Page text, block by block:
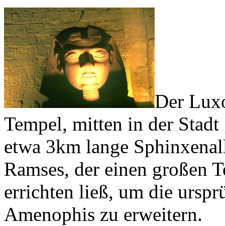
Der
Tempel, mitten in der
etwa 3km lange
Ramses, der einen großen
errichten ließ, um die
Amenophis zu erweitern.